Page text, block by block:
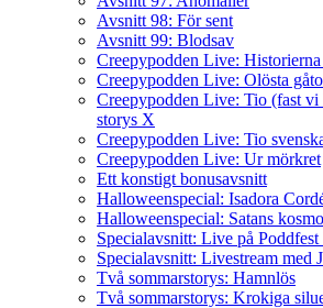
Avsnitt 98: För sent
Avsnitt 99: Blodsav
Creepypodden Live: Historierna
Creepypodden Live: Olösta
Creepypodden Live: Tio (fast vi
storys X
Creepypodden Live: Tio
Creepypodden Live: Ur mörkret
Ett konstigt bonusavsnitt
Halloweenspecial: Isadora
Halloweenspecial: Satans
Specialavsnitt: Live på
Specialavsnitt: Livestream med
Två sommarstorys: Hamnlös
Två sommarstorys: Krokiga